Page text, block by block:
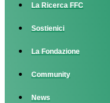
La Ricerca FFC
Sostienici
La Fondazione
Community
News